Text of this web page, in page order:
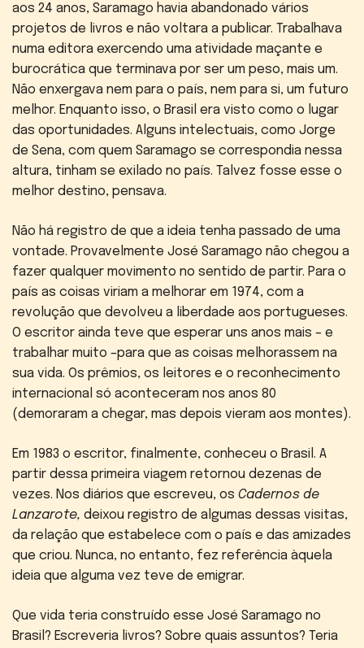
aos 24 anos, Saramago havia abandonado vários
projetos de livros e não voltara a publicar. Trabalhava
numa editora exercendo uma atividade maçante e
burocrática que terminava por ser um peso, mais um.
Não enxergava nem para o país, nem para si, um futuro
melhor. Enquanto isso, o Brasil era visto como o lugar
das oportunidades. Alguns intelectuais, como Jorge
de Sena, com quem Saramago se correspondia nessa
altura, tinham se exilado no país. Talvez fosse esse o
melhor destino, pensava.
Não há registro de que a ideia tenha passado de uma
vontade. Provavelmente José Saramago não chegou a
fazer qualquer movimento no sentido de partir. Para o
país as coisas viriam a melhorar em 1974, com a
revolução que devolveu a liberdade aos portugueses.
O escritor ainda teve que esperar uns anos mais – e
trabalhar muito –para que as coisas melhorassem na
sua vida. Os prêmios, os leitores e o reconhecimento
internacional só aconteceram nos anos 80
(demoraram a chegar, mas depois vieram aos montes).
Em 1983 o escritor, finalmente, conheceu o Brasil. A
partir dessa primeira viagem retornou dezenas de
vezes. Nos diários que escreveu, os Cadernos de
Lanzarote, deixou registro de algumas dessas visitas,
da relação que estabelece com o país e das amizades
que criou. Nunca, no entanto, fez referência àquela
ideia que alguma vez teve de emigrar.
Que vida teria construído esse José Saramago no
Brasil? Escreveria livros? Sobre quais assuntos? Teria